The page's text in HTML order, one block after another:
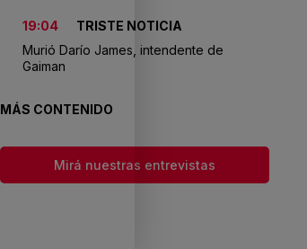
19:04
TRISTE NOTICIA
Murió Darío James, intendente de
Gaiman
MÁS CONTENIDO
Mirá nuestras entrevistas